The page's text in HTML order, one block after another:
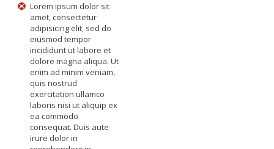
Lorem ipsum dolor sit
amet, consectetur
adipisicing elit, sed do
eiusmod tempor
incididunt ut labore et
dolore magna aliqua. Ut
enim ad minim veniam,
quis nostrud
exercitation ullamco
laboris nisi ut aliquip ex
ea commodo
consequat. Duis aute
irure dolor in